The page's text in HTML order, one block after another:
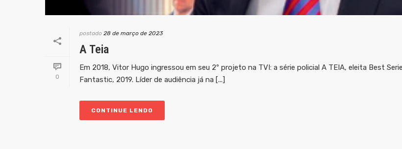
0
postado 28 de março de 2023
A Teia
Em 2018, Vitor Hugo ingressou em seu 2º projeto na TVI: a série policial A TEIA, eleita Best
Fantastic, 2019. Líder de audiência já na [...]
CONTINUE LENDO